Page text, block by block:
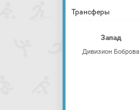
Трансферы
Запад
Дивизион Боброва